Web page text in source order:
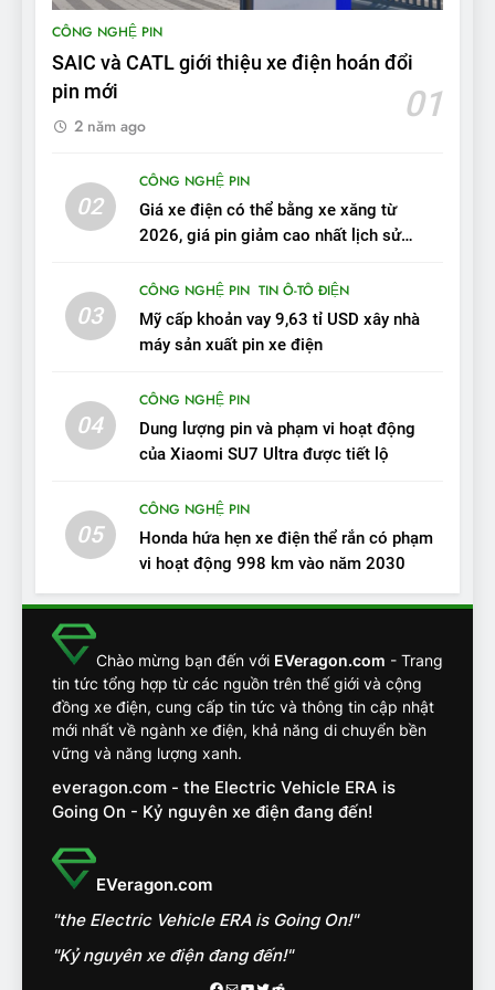
BYD Seal 06 DM-i PHEV có
chất lượng tương xứng
ĐÁNH GIÁ XE
10
VinFast VF 7 tấm tắc: “Hơn
hẳn xe xăng”
ĐÁNH GIÁ XE
Người dùng nhận xét về
VinFast VF7: Độ hoàn thiện
tốt, lái hay nhất tầm giá 1 tỷ
đồng
12
VinFast VF7 – Mẫu xe cá
ĐÁNH GIÁ XE
Chuyên gia tiết lộ bài test
đối về an toàn trên VinFast
VF8
ĐÁNH GIÁ XE
14
VinFast VF7 đang bỏ xa
như thế nào?
ĐÁNH GIÁ XE
15
‘cảnh vệ’ ADAS, ‘trợ lý’ ViVi
trên ngàn dặm đường
CÔNG NGHỆ AI, TỰ LÁI, ADAS,
ROBOTAXI
ĐÁNH GIÁ XE
CÔNG NGHỆ PIN
SAIC và CATL giới thiệu xe điện hoán đổi
pin mới
01
2 năm ago
02
CÔNG NGHỆ PIN
Giá xe điện có thể bằng xe xăng từ
2026, giá pin giảm cao nhất lịch sử
03
CÔNG NGHỆ PIN TIN Ô-TÔ ĐIỆN
Mỹ cấp khoản vay 9,63 tỉ USD xây nhà
máy sản xuất pin xe điện
04
CÔNG NGHỆ PIN
Dung lượng pin và phạm vi hoạt động
của Xiaomi SU7 Ultra được tiết lộ
05
CÔNG NGHỆ PIN
Honda hứa hẹn xe điện thể rắn có phạm
vi hoạt động 998 km vào năm 2030
Chào mừng bạn đến với EVeragon.com - Trang
tin tức tổng hợp từ các nguồn trên thế giới và cộng
đồng xe điện, cung cấp tin tức và thông tin cập nhật
mới nhất về ngành xe điện, khả năng di chuyển bền
vững và năng lượng xanh.
everagon.com - the Electric Vehicle ERA is
Going On - Kỷ nguyên xe điện đang đến!
EVeragon.com
"the Electric Vehicle ERA is Going On!"
"Kỷ nguyên xe điện đang đến!"
Facebook
MailYoutube
Twitter